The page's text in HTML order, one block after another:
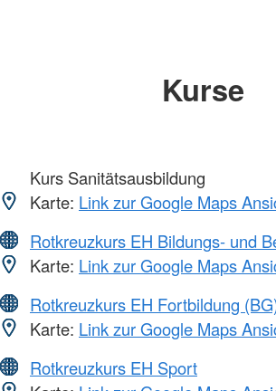
Kurse
Kurs Sanitätsausbildung
Karte: Link zur Google Maps
Rotkreuzkurs EH Bildungs- und
Karte: Link zur Google Maps
Rotkreuzkurs EH Fortbildung
Karte: Link zur Google Maps
Rotkreuzkurs EH Sport